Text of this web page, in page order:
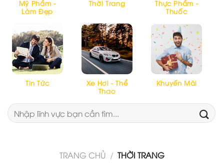
Mỹ Phẩm -
Làm Đẹp
Thời Trang
Thực Phẩm -
Thuốc
Tin Tức
Xe Hơi - Thể
Thao
Khuyến Mãi
Tìm
kiếm:
TRANG CHỦ / THỜI TRANG